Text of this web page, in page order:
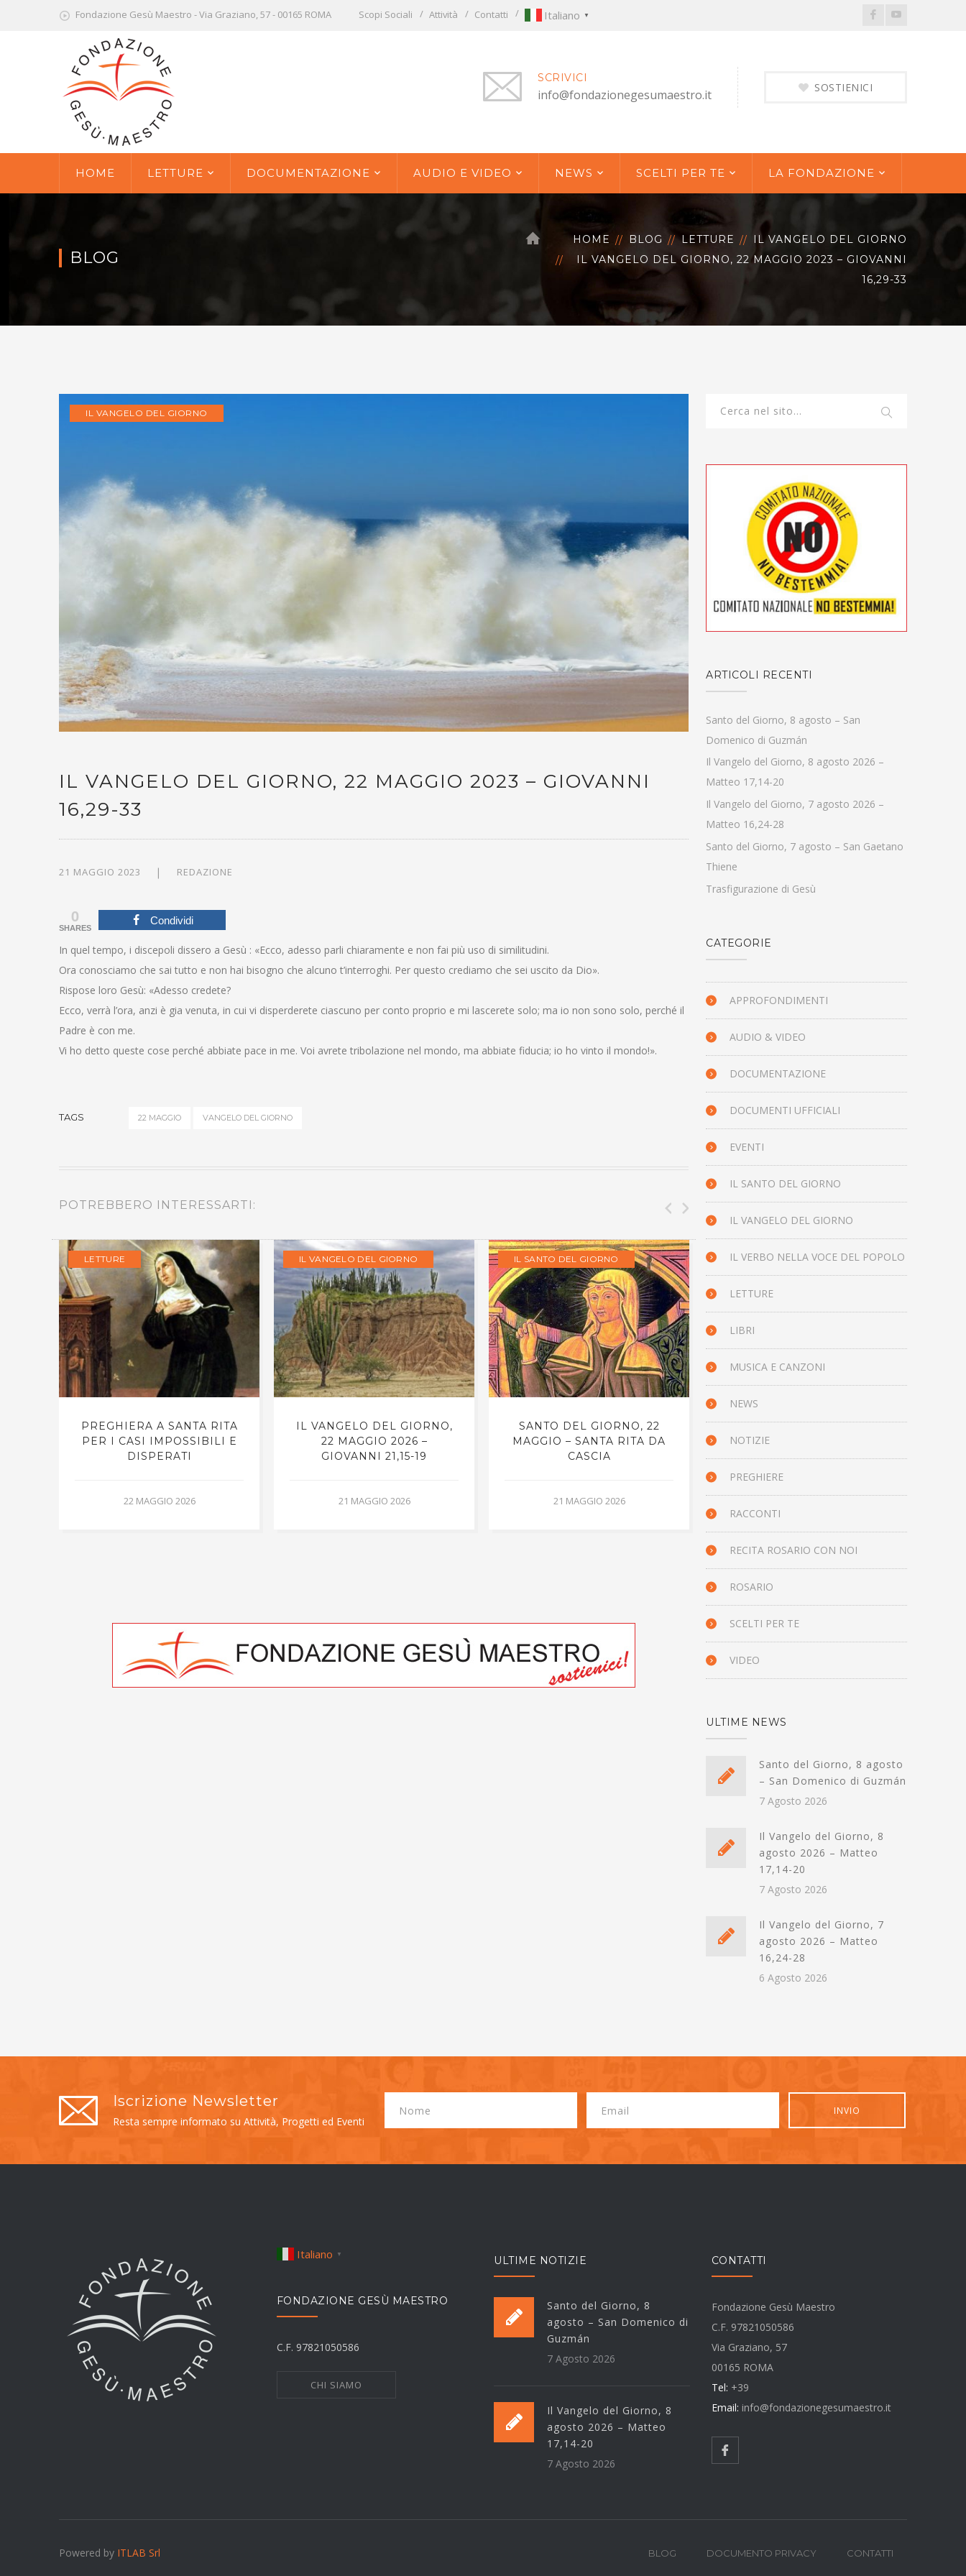
Fondazione Gesù Maestro - Via Graziano, 57 - 00165 ROMA Scopi Sociali Attività Contatti Italiano ▼
FacebookYoutube
SOSTIENICI
SCRIVICI
info@fondazionegesumaestro.it
HOME LETTURE DOCUMENTAZIONE AUDIO E VIDEO NEWS SCELTI PER TE LA FONDAZIONE
BLOG
HOME BLOG LETTURE
IL VANGELO DEL GIORNO
IL VANGELO DEL GIORNO, 22 MAGGIO 2023 – GIOVANNI
16,29-33
IL VANGELO DEL GIORNO
IL VANGELO DEL GIORNO, 22 MAGGIO 2023 – GIOVANNI
16,29-33
21 MAGGIO 2023 REDAZIONE
0
SHARES
Condividi
In quel tempo, i discepoli dissero a Gesù : «Ecco, adesso parli chiaramente e non fai più uso di similitudini.
Ora conosciamo che sai tutto e non hai bisogno che alcuno t’interroghi. Per questo crediamo che sei uscito da Dio».
Rispose loro Gesù: «Adesso credete?
Ecco, verrà l’ora, anzi è gia venuta, in cui vi disperderete ciascuno per conto proprio e mi lascerete solo; ma io non sono solo, perché il
Padre è con me.
Vi ho detto queste cose perché abbiate pace in me. Voi avrete tribolazione nel mondo, ma abbiate fiducia; io ho vinto il mondo!».
TAGS 22 MAGGIO VANGELO DEL GIORNO
POTREBBERO INTERESSARTI:
LETTURE
PREGHIERA A SANTA RITA
PER I CASI IMPOSSIBILI E
DISPERATI
22 MAGGIO 2026
IL VANGELO DEL GIORNO
IL VANGELO DEL GIORNO,
22 MAGGIO 2026 –
GIOVANNI 21,15-19
21 MAGGIO 2026
IL SANTO DEL GIORNO
SANTO DEL GIORNO, 22
MAGGIO – SANTA RITA DA
CASCIA
21 MAGGIO 2026
IL VANGELO DEL GIORNO
IL VANGELO DEL GIORNO,
22 MAGGIO 2025 –
GIOVANNI 15,9-11
ARTICOLI RECENTI
Santo del Giorno, 8 agosto – San
Domenico di Guzmán
Il Vangelo del Giorno, 8 agosto 2026 –
Matteo 17,14-20
Il Vangelo del Giorno, 7 agosto 2026 –
Matteo 16,24-28
Santo del Giorno, 7 agosto – San Gaetano
Thiene
Trasfigurazione di Gesù
CATEGORIE
APPROFONDIMENTI
AUDIO & VIDEO
DOCUMENTAZIONE
DOCUMENTI UFFICIALI
EVENTI
IL SANTO DEL GIORNO
IL VANGELO DEL GIORNO
IL VERBO NELLA VOCE DEL POPOLO
LETTURE
LIBRI
MUSICA E CANZONI
NEWS
NOTIZIE
PREGHIERE
RACCONTI
RECITA ROSARIO CON NOI
ROSARIO
SCELTI PER TE
VIDEO
ULTIME NEWS
Santo del Giorno, 8 agosto
– San Domenico di Guzmán
7 Agosto 2026
Il Vangelo del Giorno, 8
agosto 2026 – Matteo
17,14-20
7 Agosto 2026
Il Vangelo del Giorno, 7
agosto 2026 – Matteo
16,24-28
6 Agosto 2026
Iscrizione Newsletter
Resta sempre informato su Attività, Progetti ed Eventi
Italiano ▼
FONDAZIONE GESÙ MAESTRO
C.F. 97821050586
CHI SIAMO
ULTIME NOTIZIE
Santo del Giorno, 8
agosto – San Domenico di
Guzmán
7 Agosto 2026
Il Vangelo del Giorno, 8
agosto 2026 – Matteo
17,14-20
7 Agosto 2026
CONTATTI
Fondazione Gesù Maestro
C.F. 97821050586
Via Graziano, 57
00165 ROMA
Tel: +39
Email: info@fondazionegesumaestro.it
Powered by ITLAB Srl BLOG DOCUMENTO PRIVACY CONTATTI